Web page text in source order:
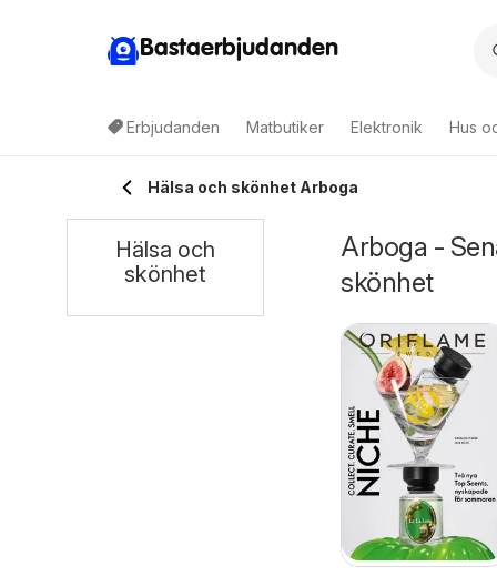
Bastaerbjudanden
Erbjudanden Matbutiker Elektronik Hus
Hälsa och skönhet Arboga
Arboga -
skönhet
Hälsa och
skönhet